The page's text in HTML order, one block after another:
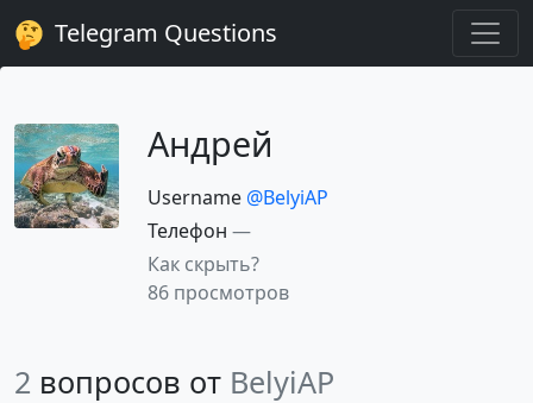
Telegram Questions
Андрей
Username @BelyiAP
Телефон —
Как скрыть?
86 просмотров
2 вопросов от BelyiAP